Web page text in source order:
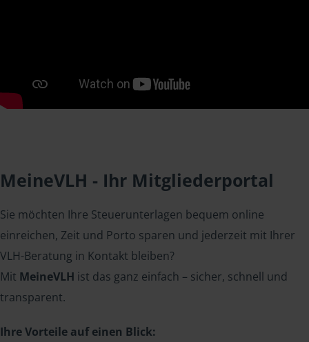
MeineVLH - Ihr Mitgliederportal
Sie möchten Ihre Steuerunterlagen bequem online
einreichen, Zeit und Porto sparen und jederzeit mit Ihrer
VLH-Beratung in Kontakt bleiben?
Mit MeineVLH ist das ganz einfach – sicher, schnell und
transparent.
Ihre Vorteile auf einen Blick: